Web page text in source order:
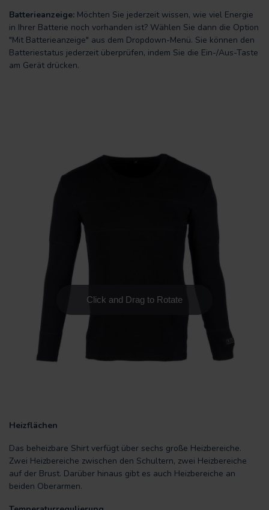
Batterieanzeige: Möchten Sie jederzeit wissen, wie viel Energie
in Ihrer Batterie noch vorhanden ist? Wählen Sie dann die Option
"Mit Batterieanzeige" aus dem Dropdown-Menü. Sie können den
Batteriestatus jederzeit überprüfen, indem Sie die Ein-/Aus-Taste
am Gerät drücken.
Heizflächen
Das beheizbare Shirt verfügt über sechs große Heizbereiche.
Zwei Heizbereiche zwischen den Schultern, zwei Heizbereiche
auf der Brust. Darüber hinaus gibt es auch Heizbereiche an
beiden Oberarmen.